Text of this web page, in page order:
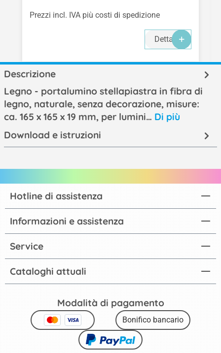
Prezzi incl. IVA più costi di spedizione
Dettagli
Descrizione
Legno - portalumino stellapiastra in fibra di
legno, naturale, senza decorazione, misure:
ca. 165 x 165 x 19 mm, per lumini… Di più
Download e istruzioni
Cataloghi attuali
Hotline di assistenza
Informazioni e assistenza
Service
Modalità di pagamento
Bonifico bancario